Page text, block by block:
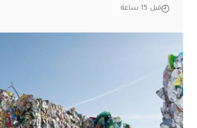
قبل 15 ساعة